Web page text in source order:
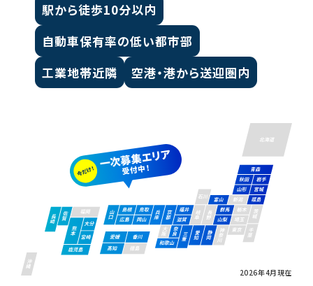
駅から徒歩10分以内
自動車保有率の低い都市部
工業地帯近隣
空港・港から送迎圏内
2026年4月現在